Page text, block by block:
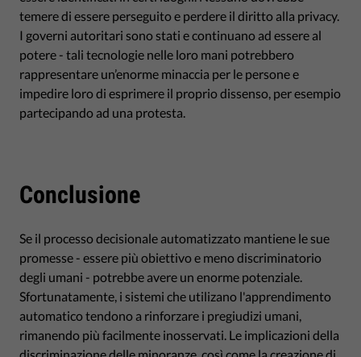
temere di essere perseguito e perdere il diritto alla privacy.
I governi autoritari sono stati e continuano ad essere al
potere - tali tecnologie nelle loro mani potrebbero
rappresentare un’enorme minaccia per le persone e
impedire loro di esprimere il proprio dissenso, per esempio
partecipando ad una protesta.
Conclusione
Se il processo decisionale automatizzato mantiene le sue
promesse - essere più obiettivo e meno discriminatorio
degli umani - potrebbe avere un enorme potenziale.
Sfortunatamente, i sistemi che utilizano l'apprendimento
automatico tendono a rinforzare i pregiudizi umani,
rimanendo più facilmente inosservati. Le implicazioni della
discriminazione delle minoranze, così come la creazione di